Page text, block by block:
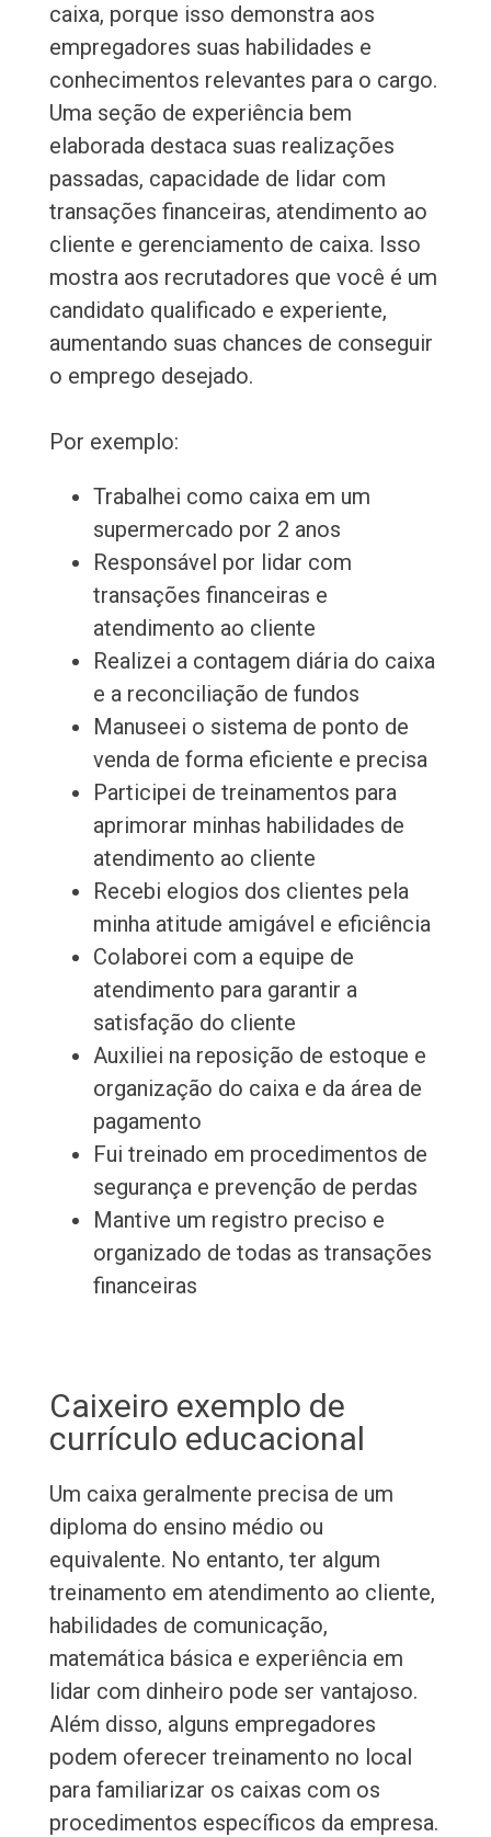
caixa, porque isso demonstra aos
empregadores suas habilidades e
conhecimentos relevantes para o cargo.
Uma seção de experiência bem
elaborada destaca suas realizações
passadas, capacidade de lidar com
transações financeiras, atendimento ao
cliente e gerenciamento de caixa. Isso
mostra aos recrutadores que você é um
candidato qualificado e experiente,
aumentando suas chances de conseguir
o emprego desejado.
Por exemplo:
Trabalhei como caixa em um
supermercado por 2 anos
Responsável por lidar com
transações financeiras e
atendimento ao cliente
Realizei a contagem diária do caixa
e a reconciliação de fundos
Manuseei o sistema de ponto de
venda de forma eficiente e precisa
Participei de treinamentos para
aprimorar minhas habilidades de
atendimento ao cliente
Recebi elogios dos clientes pela
minha atitude amigável e eficiência
Colaborei com a equipe de
atendimento para garantir a
satisfação do cliente
Auxiliei na reposição de estoque e
organização do caixa e da área de
pagamento
Fui treinado em procedimentos de
segurança e prevenção de perdas
Mantive um registro preciso e
organizado de todas as transações
financeiras
Caixeiro exemplo de
currículo educacional
Um caixa geralmente precisa de um
diploma do ensino médio ou
equivalente. No entanto, ter algum
treinamento em atendimento ao cliente,
habilidades de comunicação,
matemática básica e experiência em
lidar com dinheiro pode ser vantajoso.
Além disso, alguns empregadores
podem oferecer treinamento no local
para familiarizar os caixas com os
procedimentos específicos da empresa.